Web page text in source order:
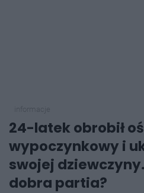
24-latek obrobił
wypoczynkowy i
swojej
dobra partia?